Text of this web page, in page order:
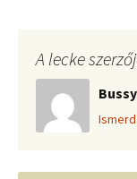
A lecke